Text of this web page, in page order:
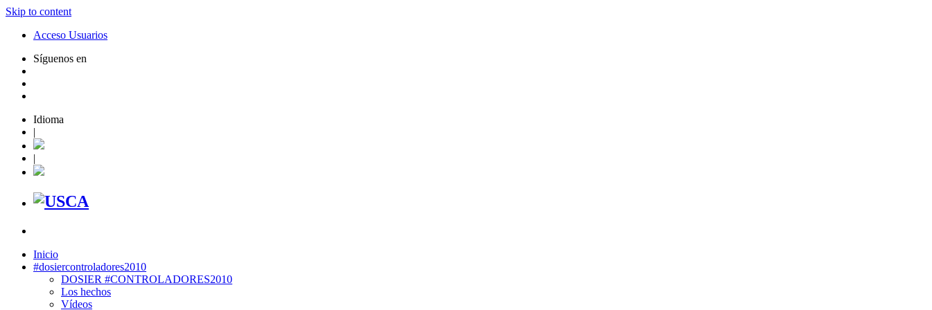
Skip to content
Acceso Usuarios
Síguenos en
Idioma
|
|
Inicio
#dosiercontroladores2010
DOSIER #CONTROLADORES2010
Los hechos
Vídeos